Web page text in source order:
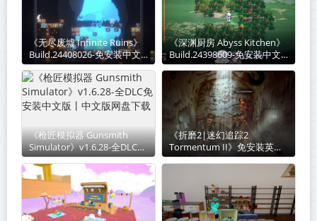
《无尽废墟 Infinite Ruins》
Build.24408026-免安装中文
版丨中文版网盘下载
《深渊厨房 Abyss Kitchen》
Build.24398609-免安装中文
版丨中文版网盘下载
《枪匠模拟器 Gunsmith
Simulator》v1.6.28-全DLC免
安装中文版丨中文版网盘下载
《折磨2|迷幻追踪2‌
Tormentum II》免安装英文
版丨中文版网盘下载